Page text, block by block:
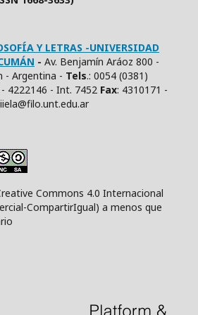
Y LETRAS -UNIVERSIDAD
- Av. Benjamín Aráoz 800 -
- Argentina - Tels.: 0054 (0381)
4222146 - Int. 7452 Fax: 4310171 -
4.0 Internacional
CompartirIgual) a menos que